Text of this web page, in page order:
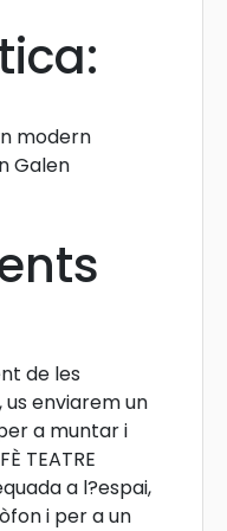
modern
Galen
de les
enviarem un
a muntar i
TEATRE
a l?espai,
i per a un